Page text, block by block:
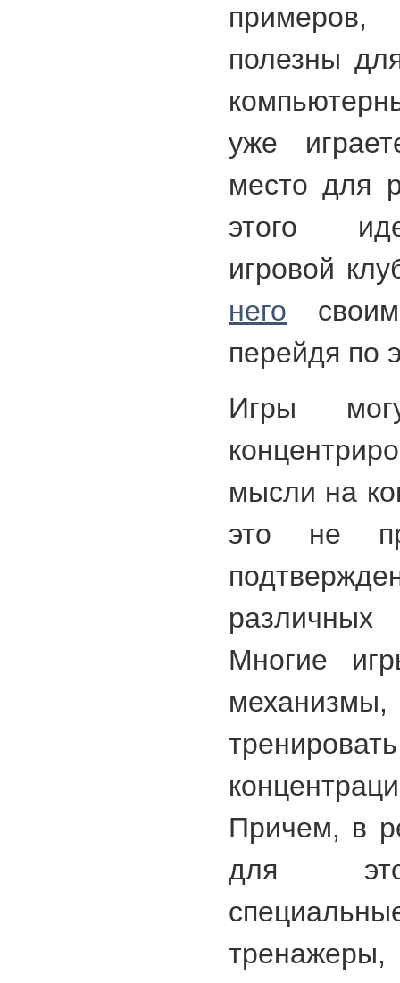
полезны
уже
место для
этого
игровой
него
перейдя по
Игры
мысли на
это не
Многие
механизмы,
Причем, в
для